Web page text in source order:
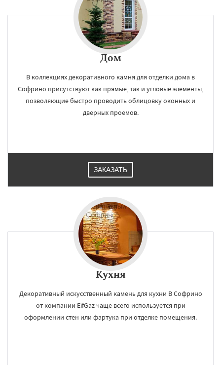
Работаем по
Томилино Тучково Уваровка
Фосфоритный Фряново Хорлово
Черкизово Черусти Шаховская
Дом
В коллекциях декоративного камня для отделки дома в
Софрино присутствуют как прямые, так и угловые элементы,
позволяющие быстро проводить облицовку оконных и
дверных проемов.
ЗАКАЗАТЬ
Кухня
Декоративный искусственный камень для кухни В Софрино
от компании EifGaz чаще всего используется при
оформлении стен или фартука при отделке помещения.
УЗНАТЬ ПОДРОБНЕЕ